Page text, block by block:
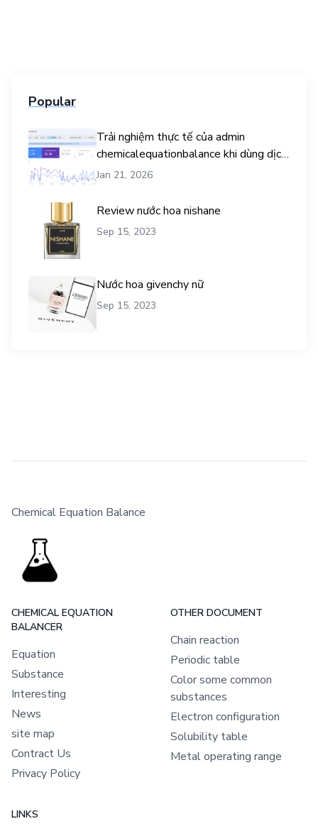
Popular
Trải nghiệm thực tế của admin
chemicalequationbalance khi dùng dịch
vụ mua traffic user
Jan 21, 2026
Review nước hoa nishane
Sep 15, 2023
Nước hoa givenchy nữ
Sep 15, 2023
Chemical Equation Balance
CHEMICAL EQUATION
BALANCER
Equation
Substance
Interesting
News
site map
Contract Us
Privacy Policy
OTHER DOCUMENT
Chain reaction
Periodic table
Color some common
substances
Electron configuration
Solubility table
Metal operating range
LINKS